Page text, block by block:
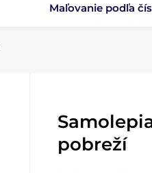
Maľovanie podľa
pobreží